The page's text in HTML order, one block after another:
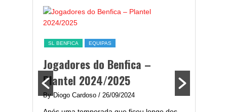
SL BENFICA EQUIPAS
Jogadores do Benfica –
Plantel 2024/2025
By Diogo Cardoso / 26/09/2024